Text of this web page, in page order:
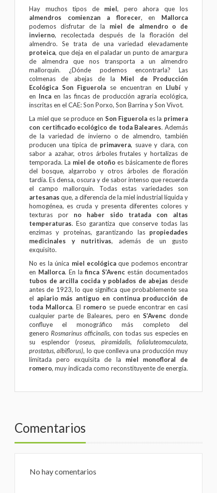
Hay muchos tipos de miel, pero ahora que los
almendros comienzan a florecer, en Mallorca
podemos disfrutar de la miel de almendro o de
invierno, recolectada después de la floración del
almendro. Se trata de una variedad elevadamente
proteica, que deja en el paladar un punto de amargura
de almendra que nos transporta a un almendro
mallorquín. ¿Dónde podemos encontrarla? Las
colmenas de abejas de la Miel de Producción
Ecológica Son Figuerola se encuentran en Llubí y
en Incaen las fincas de producción agraria ecológica,
inscritas en el CAE: Son Porxo, Son Barrina y Son Vivot.
La miel que se produce en Son Figuerola es la primera
con certificado ecológico de toda Baleares. Además
de la variedad de invierno o de almendro, también
producen una típica de primavera, suave y clara, con
sabor a azahar, otros árboles frutales y hortalizas de
temporada. La miel de otoño es básicamente de flores
del bosque, algarrobo y otros árboles de floración
tardía. Es densa, oscura y de sabor intenso que recuerda
el campo mallorquín. Todas estas variedades son
artesanas que, a diferencia de la miel industrial líquida y
homogénea, es cruda y presenta diferentes colores y
texturas por no haber sido tratada con altas
temperaturas. Eso garantiza que conserve todas las
enzimas y proteínas, garantizando las propiedades
medicinales y nutritivas, además de un gusto
exquisito.
No es la única miel ecológicaque podemos encontrar
en Mallorca. En lafinca S’Avenc están documentados
tubos de arcilla cocida y poblados de abejas desde
antes de 1923, lo que significa que probablemente sea
el apiario más antiguo en continua producción de
toda Mallorca. El romero se puede encontrar en casi
cualquier parte de Baleares, pero enS’Avenc donde
confluye el monográfico más completo del
genero Rosmarinus officinalis, con todas sus especies en
su esplendor (roseus, piramidalis, folialuteomaculata,
prostatus, albiflorus), lo que conlleva una producción muy
limitada pero exquisita de la miel monofloral de
romero, muy indicada como reconstituyente de energía.
Comentarios
No hay comentarios